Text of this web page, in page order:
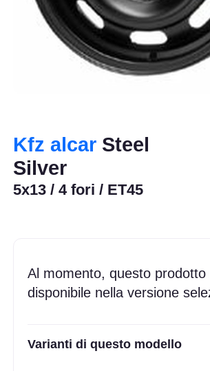
Kfz alcar Steel
Silver
5x13 / 4 fori / ET45
Al momento, questo prodotto
disponibile nella versione
Varianti di questo modello